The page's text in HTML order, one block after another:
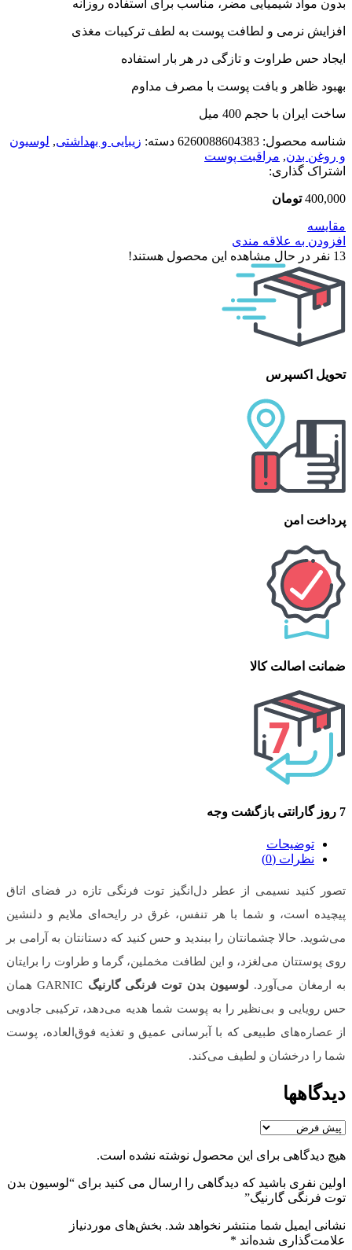
بدون مواد شیمیایی مضر، مناسب برای استفاده روزانه
افزایش نرمی و لطافت پوست به لطف ترکیبات مغذی
ایجاد حس طراوت و تازگی در هر بار استفاده
بهبود ظاهر و بافت پوست با مصرف مداوم
ساخت ایران با حجم 400 میل
شناسه محصول: 6260088604383 دسته: زیبایی و بهداشتی, لوسیون
و روغن بدن, مراقبت پوست
اشتراک گذاری:
400,000 تومان
مقایسه
افزودن به علاقه مندی
13 نفر در حال مشاهده این محصول هستند!
تحویل اکسپرس
پرداخت امن
ضمانت اصالت کالا
7 روز گارانتی بازگشت وجه
توضیحات
نظرات (0)
تصور کنید نسیمی از عطر دل‌انگیز توت فرنگی تازه در فضای اتاق
پیچیده است، و شما با هر تنفس، غرق در رایحه‌ای ملایم و دلنشین
می‌شوید. حالا چشمانتان را ببندید و حس کنید که دستانتان به آرامی بر
روی پوستتان می‌لغزد، و این لطافت مخملین، گرما و طراوت را برایتان
به ارمغان می‌آورد. لوسیون بدن توت فرنگی گارنیگ
GARNIC همان
حس رویایی و بی‌نظیر را به پوست شما هدیه می‌دهد، ترکیبی جادویی
از عصاره‌های طبیعی که با آبرسانی عمیق و تغذیه فوق‌العاده، پوست
شما را درخشان و لطیف می‌کند.
دیدگاهها
هیچ دیدگاهی برای این محصول نوشته نشده است.
اولین نفری باشید که دیدگاهی را ارسال می کنید برای “لوسیون بدن
توت فرنگی گارنیگ”
نشانی ایمیل شما منتشر نخواهد شد. بخش‌های موردنیاز
علامت‌گذاری شده‌اند *